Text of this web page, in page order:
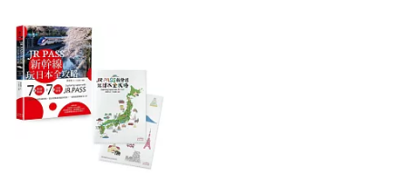
配送方式 (可複選)
可超商取貨(2)